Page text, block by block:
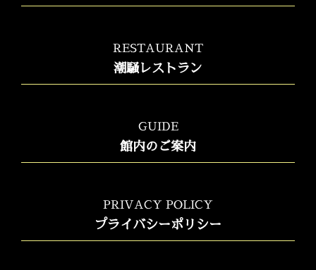
RESTAURANT
潮騒レストラン
GUIDE
館内のご案内
PRIVACY POLICY
プライバシーポリシー